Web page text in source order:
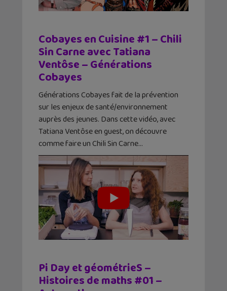
Cobayes en Cuisine #1 – Chili
Sin Carne avec Tatiana
Ventôse – Générations
Cobayes
Générations Cobayes fait de la prévention
sur les enjeux de santé/environnement
auprès des jeunes. Dans cette vidéo, avec
Tatiana Ventôse en guest, on découvre
comme faire un Chili Sin Carne…
Pi Day et géométrieS –
Histoires de maths #01 –